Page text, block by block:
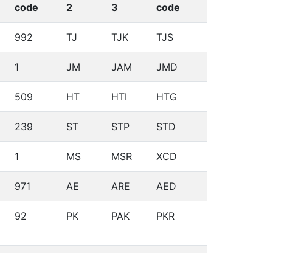
code
2
3
code
992 TJ TJK TJS
1 JM JAM JMD
509 HT HTI HTG
239 ST STP STD
1 MS MSR XCD
971 AE ARE AED
92 PK PAK PKR